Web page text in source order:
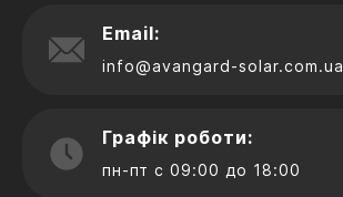
Email:
info@avangard-solar.com.ua
Графік роботи:
пн-пт с 09:00 до 18:00